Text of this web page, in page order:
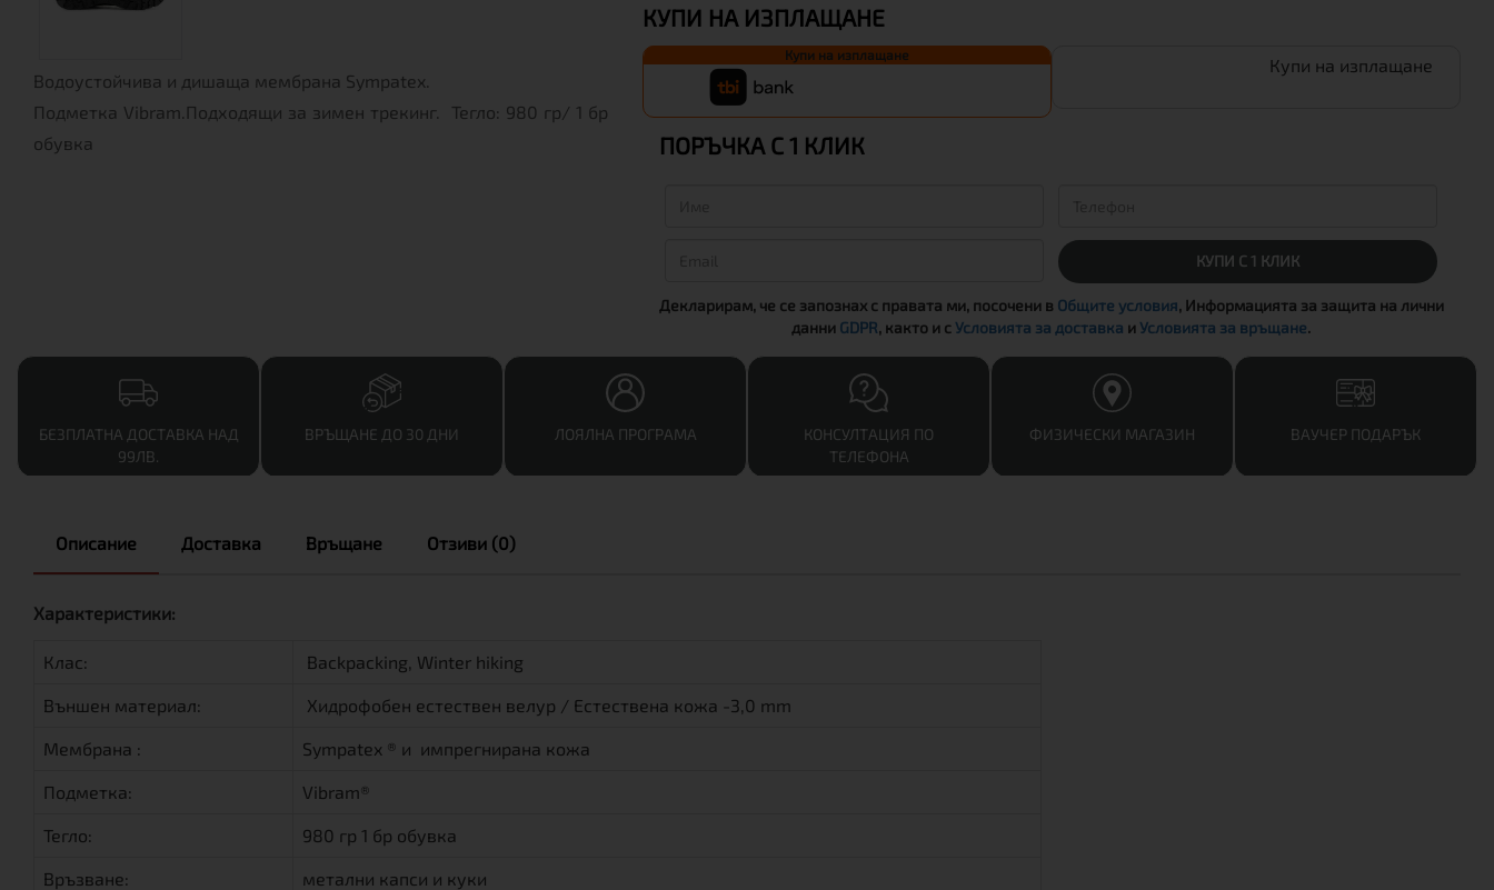
Водоустойчива и дишаща мембрана Sympatex.
Подметка Vibram.Подходящи за зимен трекинг. Тегло: 980 гр/ 1 бр
обувка
КУПИ НА ИЗПЛАЩАНЕ
Купи на изплащане Купи на изплащане
ПОРЪЧКА С 1 КЛИК
КУПИ С 1 КЛИК
Декларирам, че се запознах с правата ми, посочени в Общите условия, Информацията за защита на лични
данни GDPR, както и сУсловията за доставка иУсловията за връщане.
БЕЗПЛАТНА ДОСТАВКА НАД
99ЛВ.
ВРЪЩАНЕ ДО 30 ДНИ ЛОЯЛНА ПРОГРАМА
КОНСУЛТАЦИЯ ПО
ТЕЛЕФОНА
ФИЗИЧЕСКИ МАГАЗИН ВАУЧЕР ПОДАРЪК
Описание Доставка Връщане Отзиви (0)
Характеристики:
Клас: Backpacking, Winter hiking
Външен материал: Хидрофобен естествен велур / Естествена кожа -3,0 mm
Мембрана : Sympatex ® и импрегнирана кожа
Подметка: Vibram®
Тегло: 980 гр 1 бр обувка
Връзване: метални капси и куки